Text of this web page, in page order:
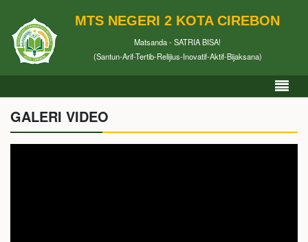
MTS NEGERI 2 KOTA CIREBON
Matsanda - SATRIA BISA!
(Santun-Arif-Tertib-Relijius-Inovatif-Aktif-Bijaksana)
GALERI VIDEO